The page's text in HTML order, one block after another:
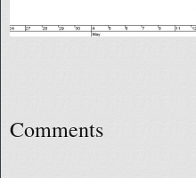
Comments